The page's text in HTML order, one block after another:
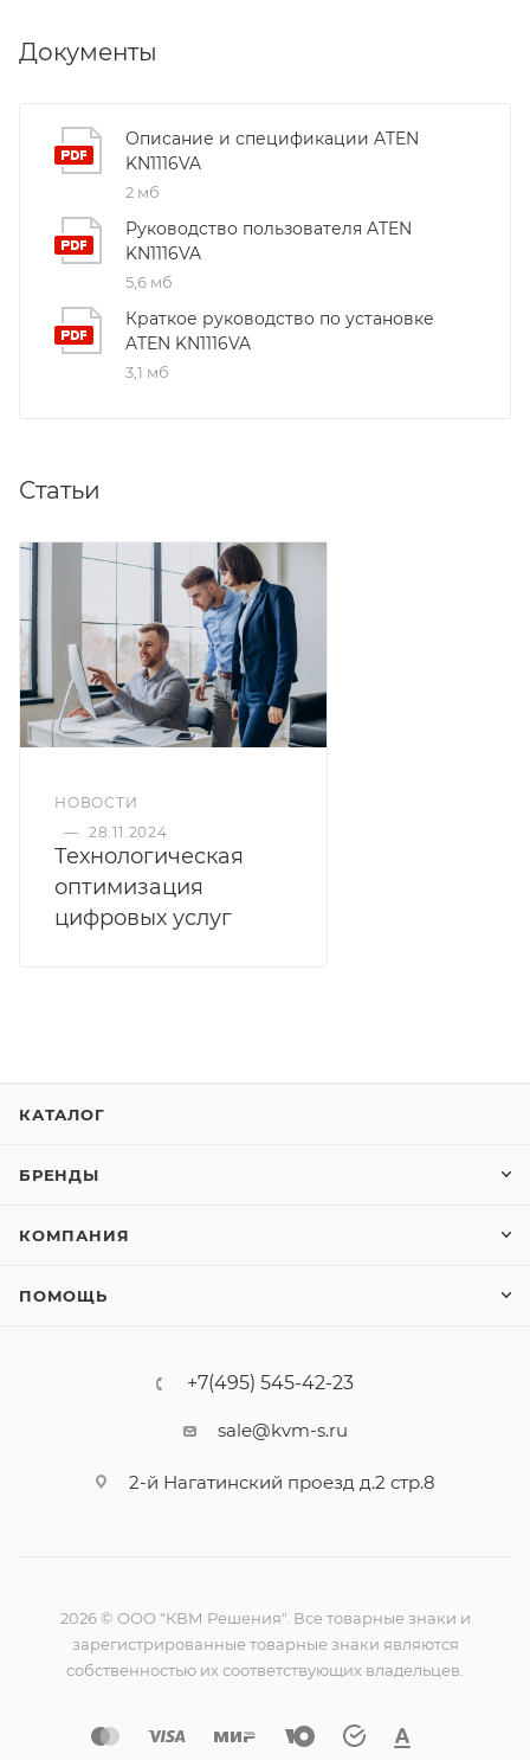
Документы
Описание и спецификации ATEN
KN1116VA
2 мб
Руководство пользователя ATEN
KN1116VA
5,6 мб
Краткое руководство по установке
ATEN KN1116VA
3,1 мб
Статьи
НОВОСТИ
— 28.11.2024
Технологическая
оптимизация
цифровых услуг
КАТАЛОГ
БРЕНДЫ
КОМПАНИЯ
ПОМОЩЬ
+7(495) 545-42-23
sale@kvm-s.ru
2-й Нагатинский проезд д.2 стр.8
2026 © ООО "КВМ Решения". Все товарные знаки и
зарегистрированные товарные знаки являются
собственностью их соответствующих владельцев.